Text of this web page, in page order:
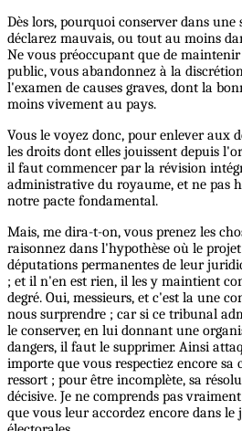
Dès lors, pourquoi conserver dans une
déclarez mauvais, ou tout au moins
Ne vous préoccupant que de
public, vous abandonnez à la
l'examen de causes graves, dont la
moins vivement au pays.
Vous le voyez donc, pour enlever aux
les droits dont elles jouissent depuis
il faut commencer par la révision
administrative du royaume, et ne pas
notre pacte fondamental.
Mais, me dira-t-on, vous prenez les
raisonnez dans l'hypothèse où le
députations permanentes de leur
; et il n'en est rien, il les y maintient
degré. Oui, messieurs, et c'est la une
nous surprendre ; car si ce tribunal
le conserver, en lui donnant une
dangers, il faut le supprimer. Ainsi
importe que vous respectiez encore sa
ressort ; pour être incomplète, sa
décisive. Je ne comprends pas
que vous leur accordez encore dans le